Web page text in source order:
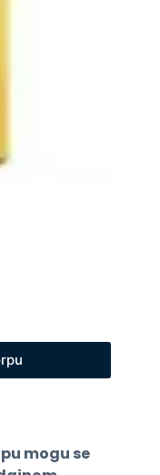
mogu se